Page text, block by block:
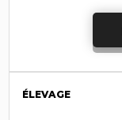
ÉLEVAGE